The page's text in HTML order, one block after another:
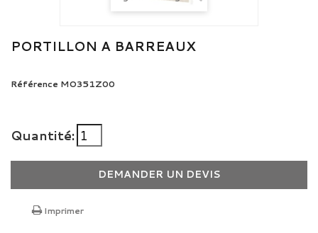
PORTILLON A BARREAUX
Référence MO351Z00
Quantité:
DEMANDER UN DEVIS
Imprimer